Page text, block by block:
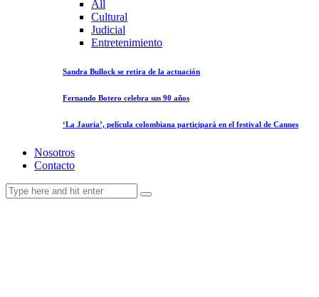
All
Cultural
Judicial
Entretenimiento
Sandra Bullock se retira de la actuación
Fernando Botero celebra sus 90 años
‘La Jauria’, película colombiana participará en el festival de Cannes
Nosotros
Contacto